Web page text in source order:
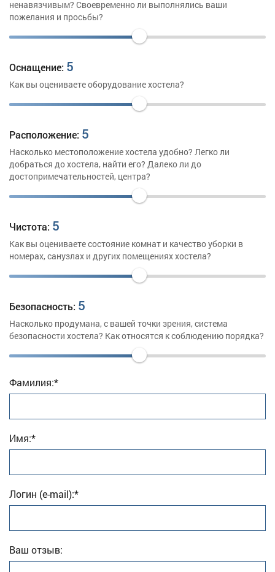
ненавязчивым? Своевременно ли выполнялись ваши
пожелания и просьбы?
Оснащение: 5
Как вы оцениваете оборудование хостела?
Расположение: 5
Насколько местоположение хостела удобно? Легко ли
добраться до хостела, найти его? Далеко ли до
достопримечательностей, центра?
Чистота: 5
Как вы оцениваете состояние комнат и качество уборки в
номерах, санузлах и других помещениях хостела?
Безопасность: 5
Насколько продумана, с вашей точки зрения, система
безопасности хостела? Как относятся к соблюдению порядка?
Фамилия:*
Имя:*
Логин (e-mail):*
Ваш отзыв: